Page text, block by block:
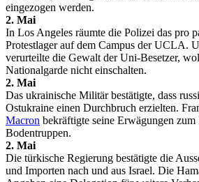
eingezogen werden.
2. Mai
In Los Angeles räumte die Polizei das pro
Protestlager auf dem Campus der UCLA.
verurteilte die Gewalt der Uni-Besetzer,
Nationalgarde nicht einschalten.
2. Mai
Das ukrainische Militär bestätigte, dass
Ostukraine einen Durchbruch erzielten.
Macron bekräftigte seine Erwägungen zum
Bodentruppen.
2. Mai
Die türkische Regierung bestätigte die
und Importen nach und aus Israel. Die